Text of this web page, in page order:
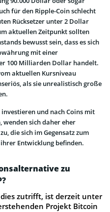
für den Ripple-Coin schlecht
Rücksetzer unter 2 Dollar
aktuellen Zeitpunkt sollten
bewusst sein, dass es sich
mit einer
100 Milliarden Dollar handelt.
aktuellen Kursniveau
als sie unrealistisch große
und nach Coins mit
wenden sich daher eher
die sich im Gegensatz zum
Entwicklung befinden.
zu
zutrifft, ist derzeit unter
Projekt Bitcoin